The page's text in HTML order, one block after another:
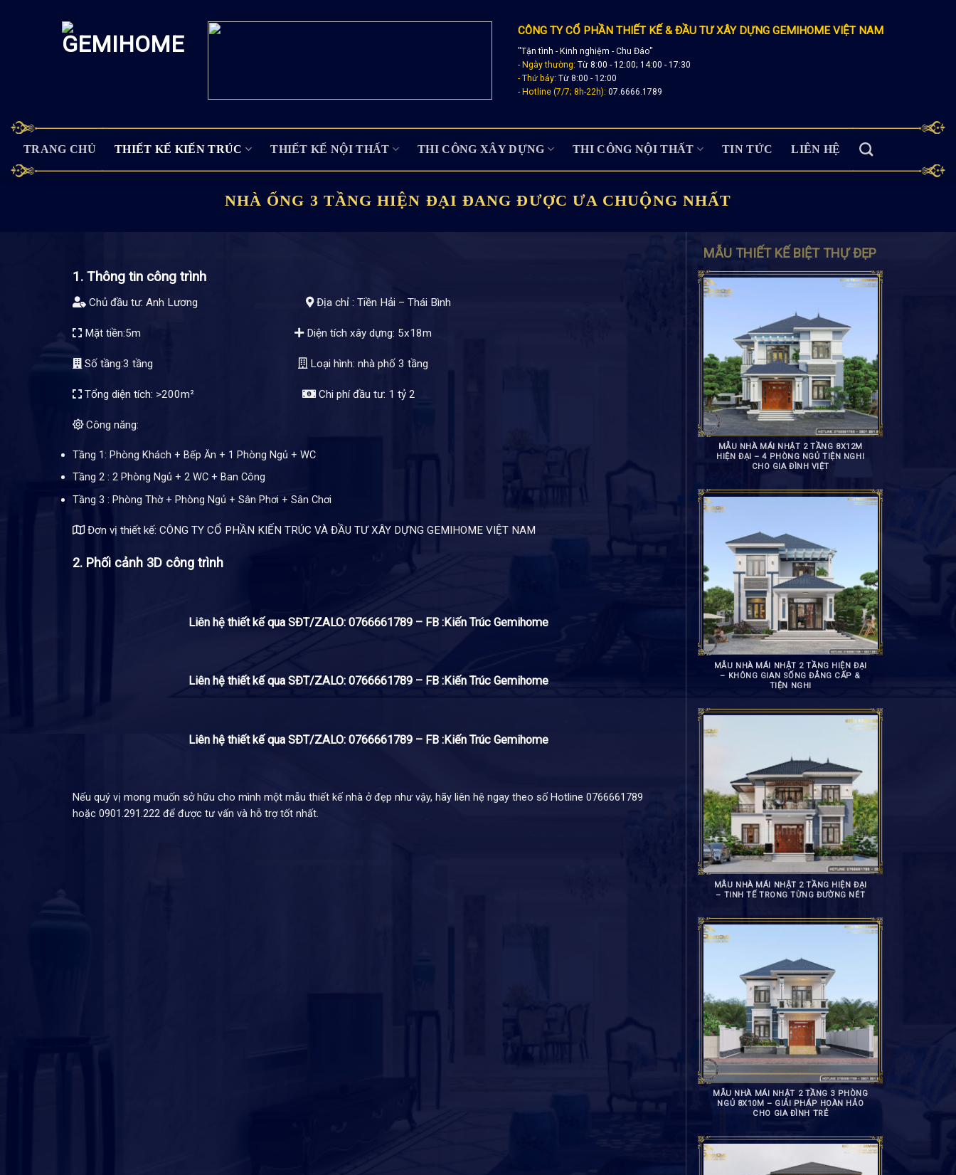
CÔNG TY CỔ PHẦN THIẾT KẾ & ĐẦU TƯ XÂY DỰNG GEMIHOME VIỆT NAM
"Tận tình - Kinh nghiệm - Chu Đáo"
- Ngày thường: Từ 8:00 - 12:00; 14:00 - 17:30
- Thứ bảy: Từ 8:00 - 12:00
- Hotline (7/7; 8h-22h): 07.6666.1789
TRANG CHỦ THIẾT KẾ KIẾN TRÚC THIẾT KẾ NỘI THẤT THI CÔNG XÂY DỰNG THI CÔNG NỘI THẤT TIN TỨC LIÊN HỆ
NHÀ ỐNG 3 TẦNG HIỆN ĐẠI ĐANG ĐƯỢC ƯA CHUỘNG NHẤT
MẪU THIẾT KẾ BIỆT THỰ ĐẸP
MẪU NHÀ MÁI NHẬT 2 TẦNG 8X12M
HIỆN ĐẠI – 4 PHÒNG NGỦ TIỆN NGHI
CHO GIA ĐÌNH VIỆT
MẪU NHÀ MÁI NHẬT 2 TẦNG HIỆN ĐẠI
– KHÔNG GIAN SỐNG ĐẲNG CẤP &
TIỆN NGHI
MẪU NHÀ MÁI NHẬT 2 TẦNG HIỆN ĐẠI
– TINH TẾ TRONG TỪNG ĐƯỜNG NÉT
MẪU NHÀ MÁI NHẬT 2 TẦNG 3 PHÒNG
NGỦ 8X10M – GIẢI PHÁP HOÀN HẢO
CHO GIA ĐÌNH TRẺ
1. Thông tin công trình
Chủ đầu tư: Anh Lương Địa chỉ : Tiền Hải – Thái Bình
Mặt tiền:5m Diện tích xây dựng: 5x18m
Số tầng:3 tầng Loại hình: nhà phố 3 tầng
Tổng diện tích: >200m² Chi phí đầu tư: 1 tỷ 2
Công năng:
Tầng 1: Phòng Khách + Bếp Ăn + 1 Phòng Ngủ + WC
Tầng 2 : 2 Phòng Ngủ + 2 WC + Ban Công
Tầng 3 : Phòng Thờ + Phòng Ngủ + Sân Phơi + Sân Chơi
Đơn vị thiết kế: CÔNG TY CỔ PHẦN KIẾN TRÚC VÀ ĐẦU TƯ XÂY DỰNG GEMIHOME VIỆT NAM
2. Phối cảnh 3D công trình
Liên hệ thiết kế qua SĐT/ZALO: 0766661789 – FB :Kiến Trúc Gemihome
Liên hệ thiết kế qua SĐT/ZALO: 0766661789 – FB :Kiến Trúc Gemihome
Liên hệ thiết kế qua SĐT/ZALO: 0766661789 – FB :Kiến Trúc Gemihome
Nếu quý vị mong muốn sở hữu cho mình một mẫu thiết kế nhà ở đẹp như vậy, hãy liên hệ ngay theo số Hotline 0766661789
hoặc 0901.291.222 để được tư vấn và hỗ trợ tốt nhất.